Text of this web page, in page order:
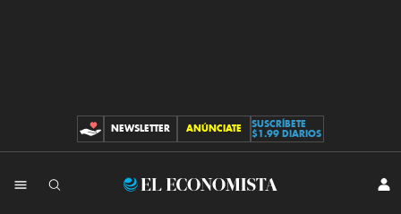
CONTRIBUCIONES
NEWSLETTER ANÚNCIATE
SUSCRÍBETE
$1.99 DIARIOS
El